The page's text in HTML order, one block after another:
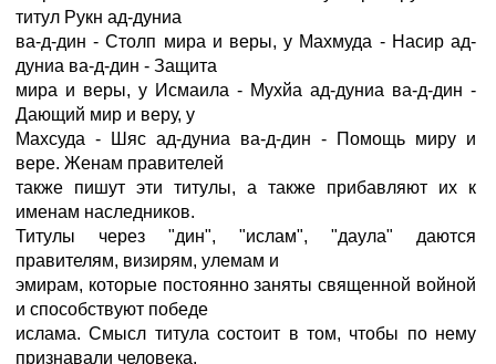
титул Рукн ад-дуниа
ва-д-дин - Столп мира и веры, у Махмуда - Насир ад-
дуниа ва-д-дин - Защита
мира и веры, у Исмаила - Мухйа ад-дуниа ва-д-дин -
Дающий мир и веру, у
Махсуда - Шяс ад-дуниа ва-д-дин - Помощь миру и
вере. Женам правителей
также пишут эти титулы, а также прибавляют их к
именам наследников.
Титулы через "дин", "ислам", "даула" даются
правителям, визирям, улемам и
эмирам, которые постоянно заняты священной войной
и способствуют победе
ислама. Смысл титула состоит в том, чтобы по нему
признавали человека,